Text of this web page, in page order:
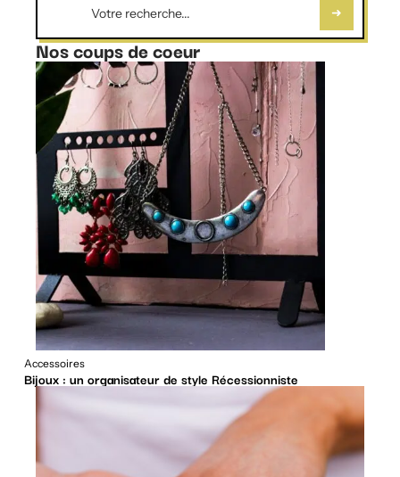
Nos coups de coeur
Accessoires
Bijoux : un organisateur de style Récessionniste